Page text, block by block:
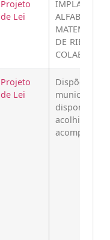
Projeto
de Lei
IMPLANTA
DE RIBEIRA
Projeto
de Lei
Dispõe